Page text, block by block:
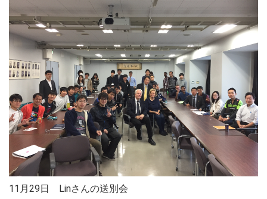
11月29日 Linさんの送別会